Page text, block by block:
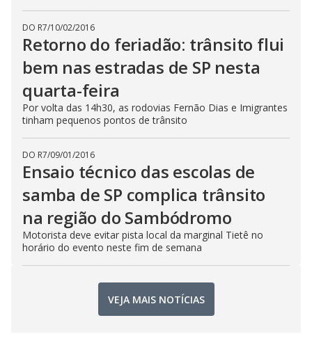
DO R7/10/02/2016
Retorno do feriadão: trânsito flui
bem nas estradas de SP nesta
quarta-feira
Por volta das 14h30, as rodovias Fernão Dias e Imigrantes
tinham pequenos pontos de trânsito
DO R7/09/01/2016
Ensaio técnico das escolas de
samba de SP complica trânsito
na região do Sambódromo
Motorista deve evitar pista local da marginal Tietê no
horário do evento neste fim de semana
VEJA MAIS NOTÍCIAS